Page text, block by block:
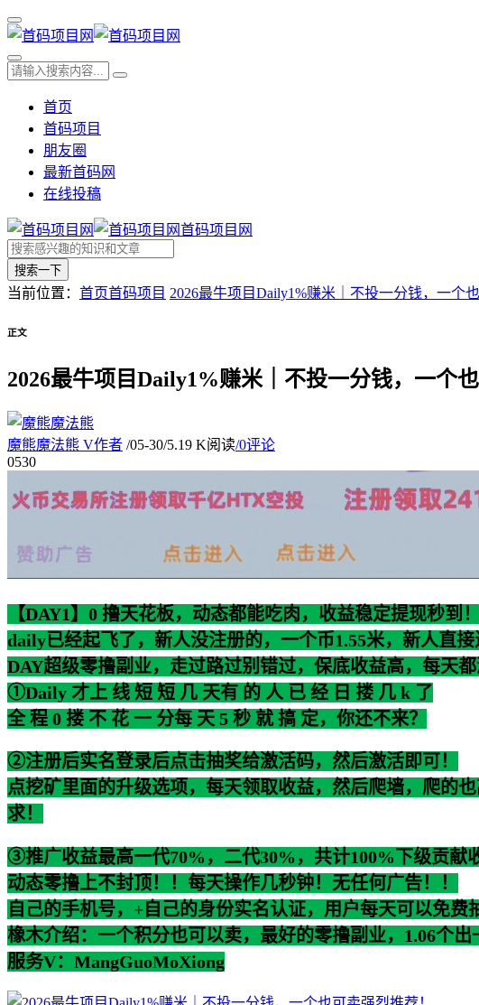
首页
首码项目
朋友圈
最新首码网
在线投稿
首码项目网
搜索一下
当前位置： 首页首码项目 2026最牛项目Daily1%赚米｜不投一分钱，一个
正文
2026最牛项目Daily1%赚米｜不投一分钱，一个也
魔熊魔法熊 V作者 /05-30/5.19 K阅读/0评论
0530
【DAY1】0 撸天花板，动态都能吃肉，收益稳定提现秒到！
daily已经起飞了，新人没注册的，一个币1.55米，新人直
DAY超级零撸副业，走过路过别错过，保底收益高，每天都
①Daily 才上 线 短 短 几 天有 的 人 已 经 日 搂 几 k 了
全 程 0 搂 不 花 一 分每 天 5 秒 就 搞 定，你还不来？
②注册后实名登录后点击抽奖给激活码，然后激活即可！
点挖矿里面的升级选项，每天领取收益，然后爬墙，爬的
求！
③推广收益最高一代70%，二代30%，共计100%下级贡献
动态零撸上不封顶！！每天操作几秒钟！无任何广告！！
自己的手机号，+自己的身份实名认证，用户每天可以免费
橡木介绍：一个积分也可以卖，最好的零撸副业，1.06个出
服务V：MangGuoMoXiong